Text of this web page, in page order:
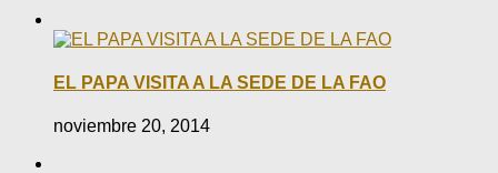
EL PAPA VISITA A LA SEDE DE LA FAO
noviembre 20, 2014